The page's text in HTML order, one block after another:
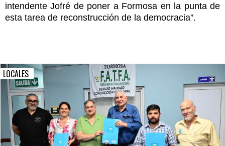
intendente Jofré de poner a Formosa en la punta de
esta tarea de reconstrucción de la democracia”.
LOCALES